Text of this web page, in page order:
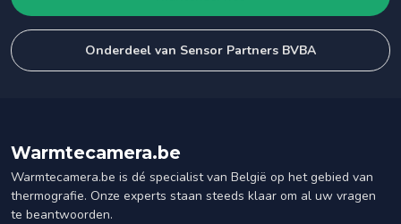
Onderdeel van Sensor Partners BVBA
Warmtecamera.be
Warmtecamera.be is dé specialist van België op het gebied van
thermografie. Onze experts staan steeds klaar om al uw vragen
te beantwoorden.